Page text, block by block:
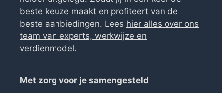
beste keuze maakt en profiteert van de
beste aanbiedingen. Lees hier alles over ons
team van experts, werkwijze en
verdienmodel.
Met zorg voor je samengesteld